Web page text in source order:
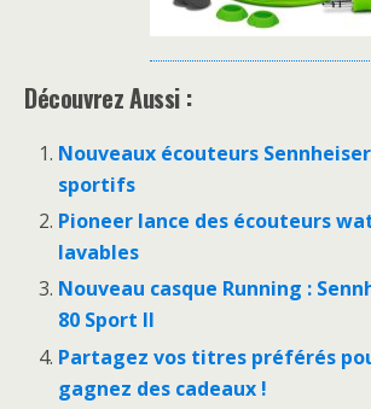
Découvrez Aussi :
Nouveaux écouteurs
sportifs
Pioneer lance des écouteurs
lavables
Nouveau casque Running :
80 Sport II
Partagez vos titres préférés
gagnez des cadeaux !